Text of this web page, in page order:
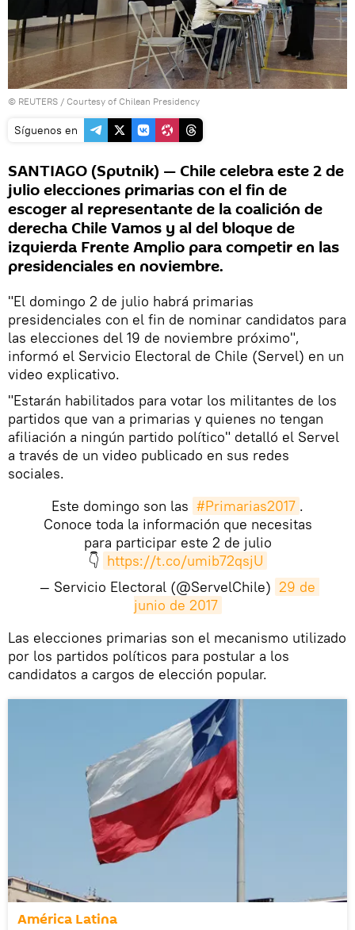
© REUTERS / Courtesy of Chilean Presidency
Síguenos en
SANTIAGO (Sputnik) — Chile celebra este 2 de
julio elecciones primarias con el fin de
escoger al representante de la coalición de
derecha Chile Vamos y al del bloque de
izquierda Frente Amplio para competir en las
presidenciales en noviembre.
"El domingo 2 de julio habrá primarias
presidenciales con el fin de nominar candidatos para
las elecciones del 19 de noviembre próximo",
informó el Servicio Electoral de Chile (Servel) en un
video explicativo.
"Estarán habilitados para votar los militantes de los
partidos que van a primarias y quienes no tengan
afiliación a ningún partido político" detalló el Servel
a través de un video publicado en sus redes
sociales.
Este domingo son las #Primarias2017 .
Conoce toda la información que necesitas
para participar este 2 de julio
👇 https://t.co/umib72qsjU
— Servicio Electoral (@ServelChile) 29 de
junio de 2017
Las elecciones primarias son el mecanismo utilizado
por los partidos políticos para postular a los
candidatos a cargos de elección popular.
América Latina